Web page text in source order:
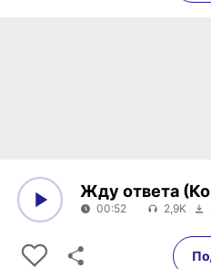
Жду ответа
00:52 2,9K